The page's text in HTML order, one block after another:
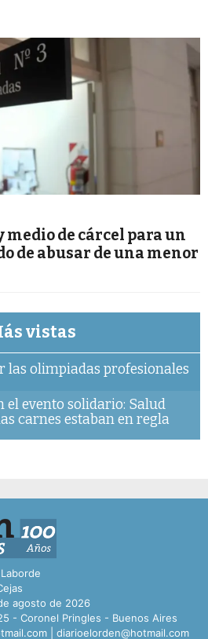
medio de cárcel para un
de abusar de una menor
vistas
las olimpiadas profesionales
el evento solidario: Salud
carnes estaban en regla
agosto de 2026
- Coronel Pringles - Buenos Aires
diarioelorden@hotmail.com